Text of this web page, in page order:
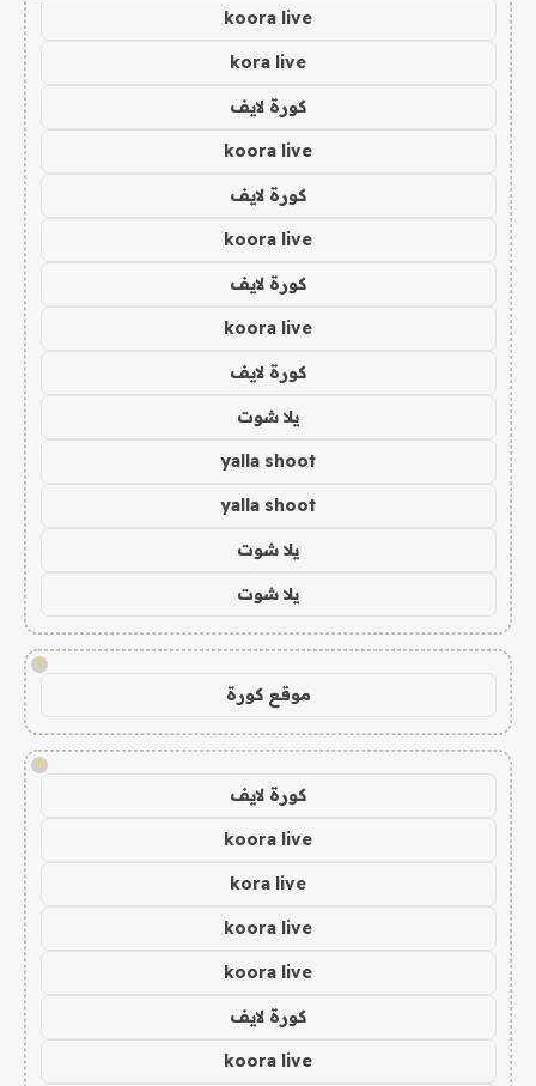
koora live
kora live
كورة لايف
koora live
كورة لايف
koora live
كورة لايف
koora live
كورة لايف
يلا شوت
yalla shoot
yalla shoot
يلا شوت
يلا شوت
!
موقع كورة
!
كورة لايف
koora live
kora live
koora live
koora live
كورة لايف
koora live